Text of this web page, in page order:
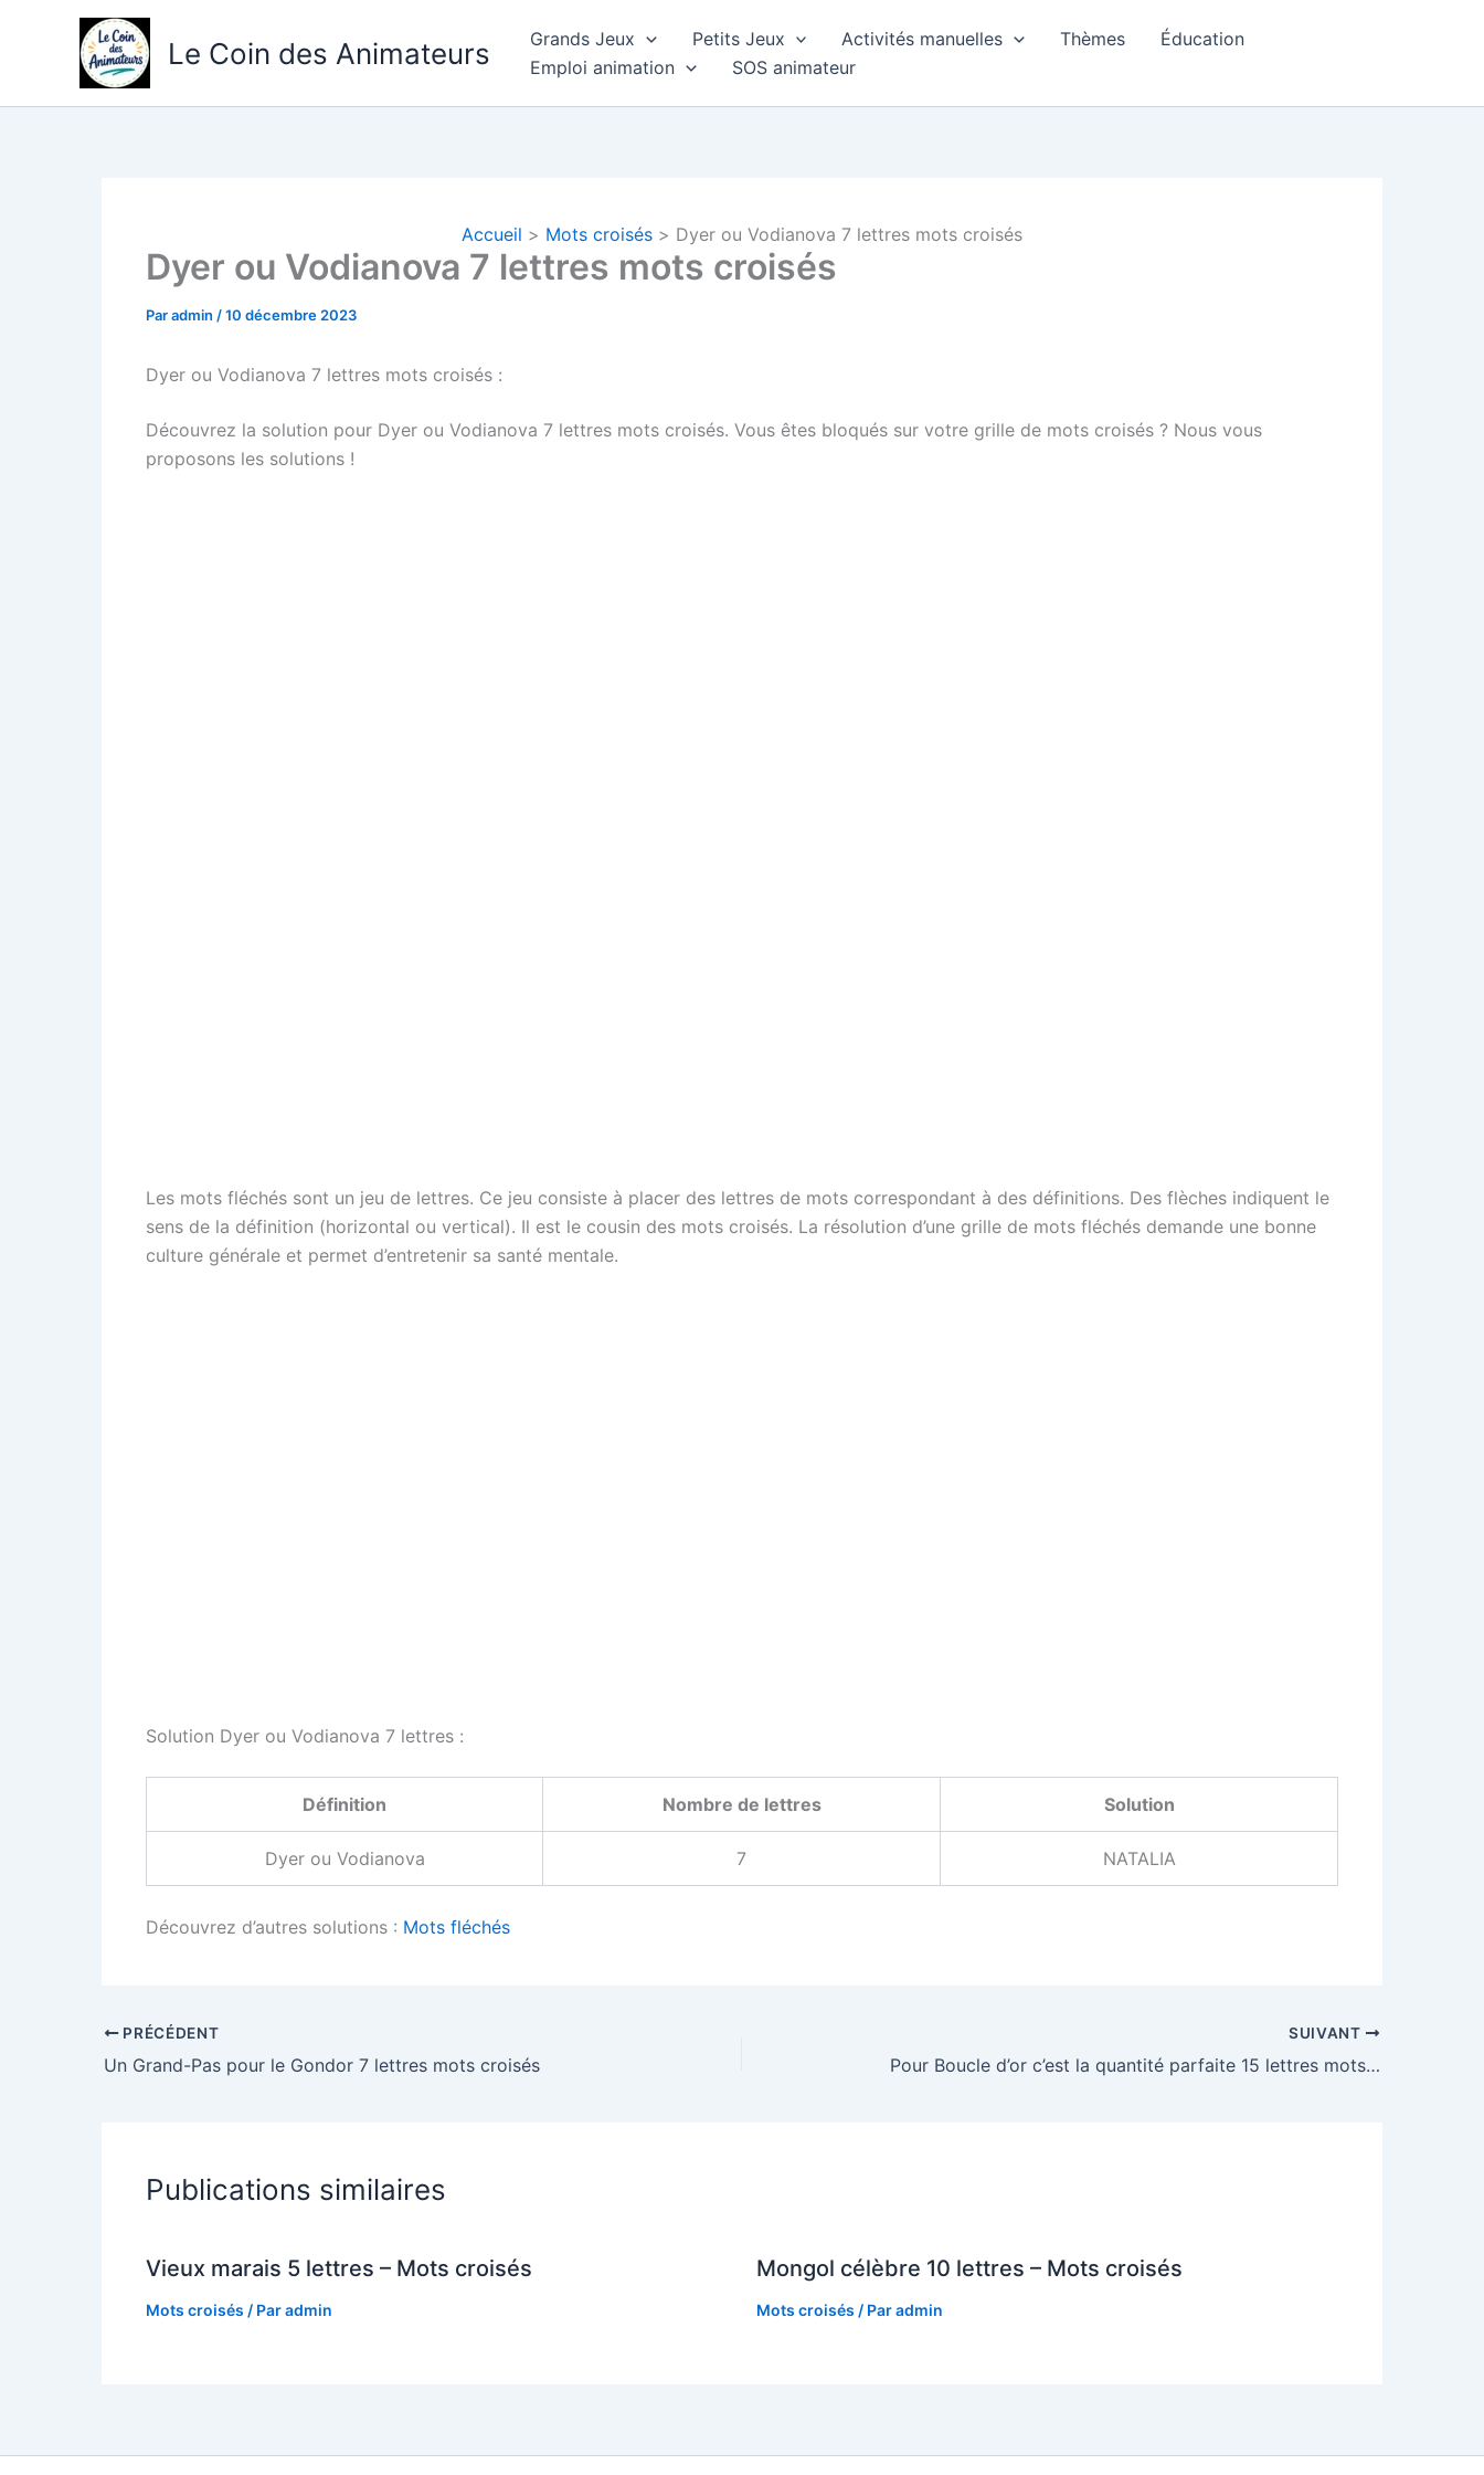
Le Coin des Animateurs Grands Jeux Petits Jeux Activités manuelles Thèmes
Éducation
Emploi animation
SOS animateur
Accueil Mots croisés Dyer ou Vodianova 7 lettres mots croisés
Dyer ou Vodianova 7 lettres mots croisés
Paradmin /10 décembre 2023
Dyer ou Vodianova 7 lettres mots croisés :
Découvrez la solution pour Dyer ou Vodianova 7 lettres mots croisés. Vous êtes bloqués sur votre grille de mots croisés ? Nous vous
proposons les solutions !
Les mots fléchés sont un jeu de lettres. Ce jeu consiste à placer des lettres de mots correspondant à des définitions. Des flèches indiquent le
sens de la définition (horizontal ou vertical). Il est le cousin des mots croisés. La résolution d’une grille de mots fléchés demande une bonne
culture générale et permet d’entretenir sa santé mentale.
Solution Dyer ou Vodianova 7 lettres :
Définition Nombre de lettres Solution
Dyer ou Vodianova 7 NATALIA
Découvrez d’autres solutions : Mots fléchés
PRÉCÉDENT
Un Grand-Pas pour le Gondor 7 lettres mots croisés
SUIVANT
Pour Boucle d’or c’est la quantité parfaite 15 lettres mots croisés
Publications similaires
Vieux marais 5 lettres – Mots croisés
Mots croisés / Paradmin
Mongol célèbre 10 lettres – Mots croisés
Mots croisés / Paradmin